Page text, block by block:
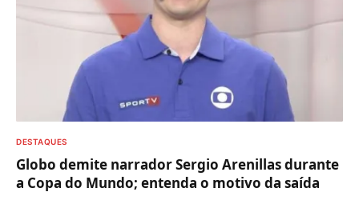
DESTAQUES
Globo demite narrador Sergio Arenillas durante
a Copa do Mundo; entenda o motivo da saída